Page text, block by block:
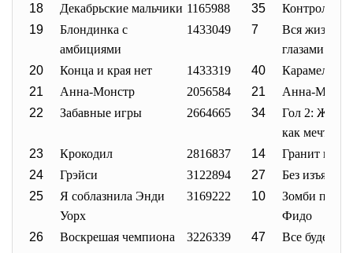
18
Декабрьские мальчики 1165988 35
Контроль
19
Блондинка с
амбициями
1433049 7
Вся жизнь
глазами
20
Конца и края нет 1433319 40
Карамель
21
Анна-Монстр 2056584 21
Анна-
22
Забавные игры 2664665 34
Гол 2:
как мечта
23
Крокодил 2816837 14
Гранит
24
Грэйси 3122894 27
Без изъяна
25
Я соблазнила Энди
Уорх
3169222 10
Зомби по
Фидо
26
Воскрешая чемпиона 3226339 47
Все будет